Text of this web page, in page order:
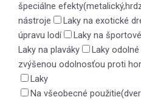
špeciálne
nástroje
Laky na exotické
úpravu lodí
Laky na
Laky na plaváky
Laky
zvýšenou odolnosťou proti
Laky
Na všeobecné